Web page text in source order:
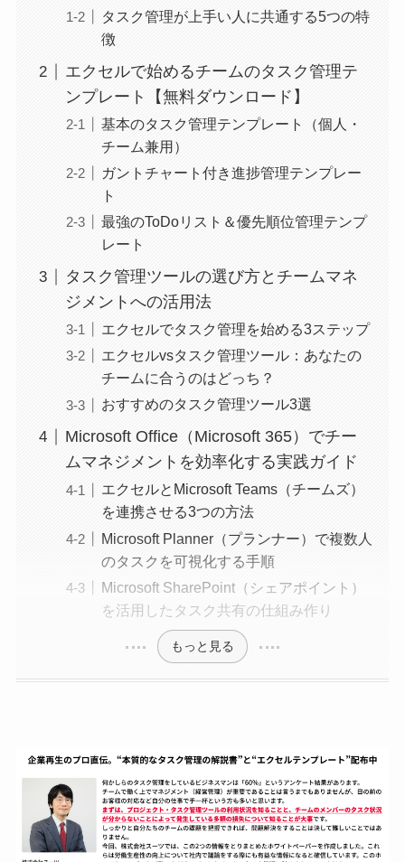
タスク管理が上手い人に共通する5つの特
徴
エクセルで始めるチームのタスク管理テ
ンプレート【無料ダウンロード】
基本のタスク管理テンプレート（個人・
チーム兼用）
ガントチャート付き進捗管理テンプレー
ト
最強のToDoリスト＆優先順位管理テンプ
レート
タスク管理ツールの選び方とチームマネ
ジメントへの活用法
エクセルでタスク管理を始める3ステップ
エクセルvsタスク管理ツール：あなたの
チームに合うのはどっち？
おすすめのタスク管理ツール3選
Microsoft Office（Microsoft 365）でチー
ムマネジメントを効率化する実践ガイド
エクセルとMicrosoft Teams（チームズ）
を連携させる3つの方法
Microsoft Planner（プランナー）で複数人
のタスクを可視化する手順
Microsoft SharePoint（シェアポイント）
を活用したタスク共有の仕組み作り
もっと見る